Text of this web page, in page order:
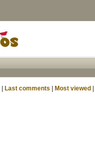
Last comments Most viewed